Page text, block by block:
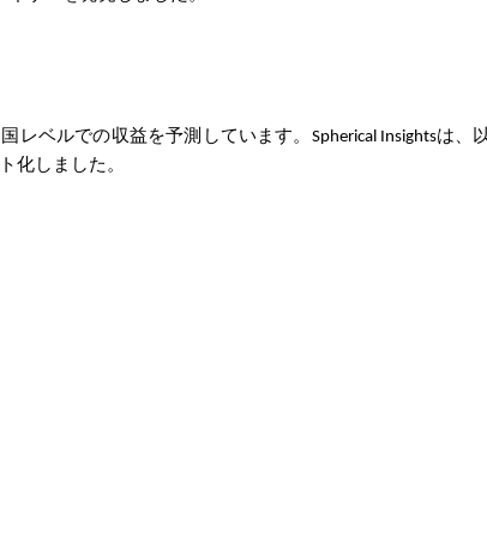
レベルでの収益を予測しています。Spherical Insightsは、
化しました。